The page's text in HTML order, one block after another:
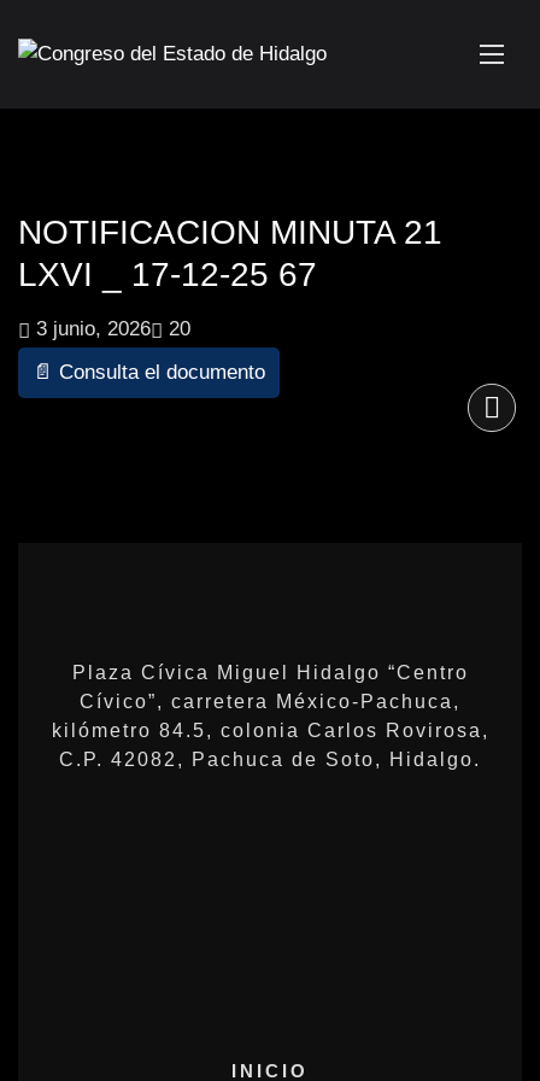
NOTIFICACION MINUTA 21
LXVI _ 17-12-25 67
3 junio, 2026
20
📄 Consulta el documento
Plaza Cívica Miguel Hidalgo “Centro
Cívico”, carretera México-Pachuca,
kilómetro 84.5, colonia Carlos Rovirosa,
C.P. 42082, Pachuca de Soto, Hidalgo.
INICIO